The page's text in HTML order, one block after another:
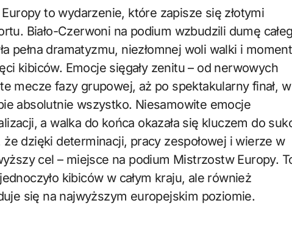
to wydarzenie, które zapisze się złotymi
Biało-Czerwoni na podium wzbudzili dumę
pełna dramatyzmu, niezłomnej woli walki i
kibiców. Emocje sięgały zenitu – od nerwowych
mecze fazy grupowej, aż po spektakularny finał, w
absolutnie wszystko. Niesamowite emocje
a walka do końca okazała się kluczem do
że dzięki determinacji, pracy zespołowej i wierze w
cel – miejsce na podium Mistrzostw Europy.
kibiców w całym kraju, ale również
się na najwyższym europejskim poziomie.